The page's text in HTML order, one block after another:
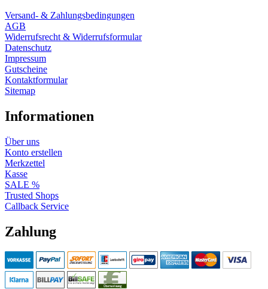
Versand- & Zahlungsbedingungen
AGB
Widerrufsrecht & Widerrufsformular
Datenschutz
Impressum
Gutscheine
Kontaktformular
Sitemap
Informationen
Über uns
Konto erstellen
Merkzettel
Kasse
SALE %
Trusted Shops
Callback Service
Zahlung